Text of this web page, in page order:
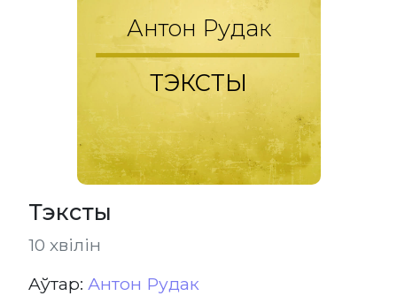
Антон Рудак
ТЭКСТЫ
Тэксты
10 хвілін
Aўтар: Антон Рудак